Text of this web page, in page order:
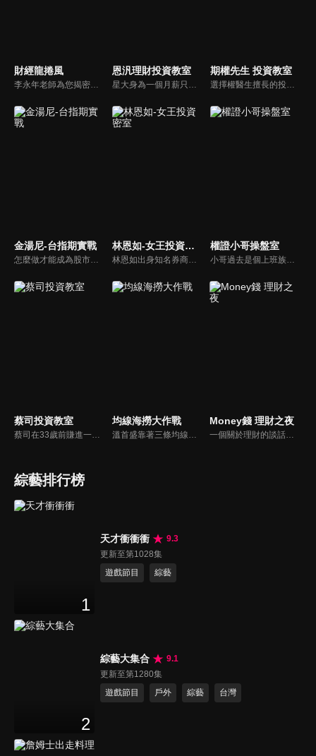
財經龍捲風
李永年老師為您揭密不為人知的財經秘密！網路上教的技術分析不是不對，而是不正確！節目會持續提供您網路上沒有的資訊！
恩汎理財投資教室
星大身為一個月薪只有四萬的小職員，投過投資， 每年就可以領到股利40萬！讓恩汎理財團隊教你利用逢低進場、波段存股， 透過領息、以息養息的投資操作達到資產快速成長的目的，同時建構屬於自己的高股息收益基金！
期權先生 投資教室
選擇權醫生擅長的投資工具-「選擇權」 或許你會覺得「選擇權好難，買權、賣權傻傻分不清楚，事實上選擇權只要懂方法，選擇權就能讓你創造被動收入，當個快樂的包租公！
金湯尼-台指期實戰
怎麼做才能成為股市中的市場贏家？金湯尼特別錄製，要跟大家分享自己的十年交易之路！
林恩如-女王投資密室
林恩如出身知名券商女交易員，挺過 2 次股市大崩盤後，頓悟了【簡單投資法】「不盯盤卻能獲利翻倍」的精隨，晉升千萬身家自由投資人！目前致力於投資理財教育，幫助投資人一起翻轉人生！
權證小哥操盤室
小哥過去是個上班族，沒有富爸爸，且不具商學背景，投資全程自學。善用籌碼，配合操作高槓桿的權證，在2008多頭牛市中，以10萬元進場滾出千萬元，成功翻轉自己的呆薪人生！
蔡司投資教室
蔡司在33歲前賺進一棟房，擅長洞悉主力分點，找出高勝率的分點券商，再利用籌碼搭配技術分析，達到自己的獲利方程式！
均線海撈大作戰
溫首盛靠著三條均線獨創【黃綠紅海撈操作法】 抓出多空皆宜的標的！讓一般人都可以簡單投資學理財～
Money錢 理財之夜
一個關於理財的談話性節目，每集會邀請在理財方面有鑽研的各界專業人士或名人來談理財投資，讓理財更貼近一般大眾，成為生活不可或缺的一部份。
綜藝排行榜
1
天才衝衝衝
9.3
更新至第1028集
遊戲節目
綜藝
2
綜藝大集合
9.1
更新至第1280集
遊戲節目
戶外 綜藝 台灣